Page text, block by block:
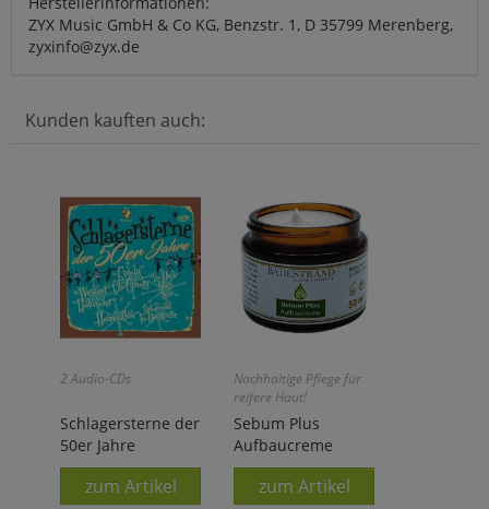
ZYX Music GmbH & Co KG, Benzstr. 1, D 35799 Merenberg,
zyxinfo@zyx.de
Kunden kauften auch:
2 Audio-CDs
Schlagersterne der
50er Jahre
zum Artikel
Nachhaltige Pflege für
reifere Haut!
Sebum Plus
Aufbaucreme
zum Artikel